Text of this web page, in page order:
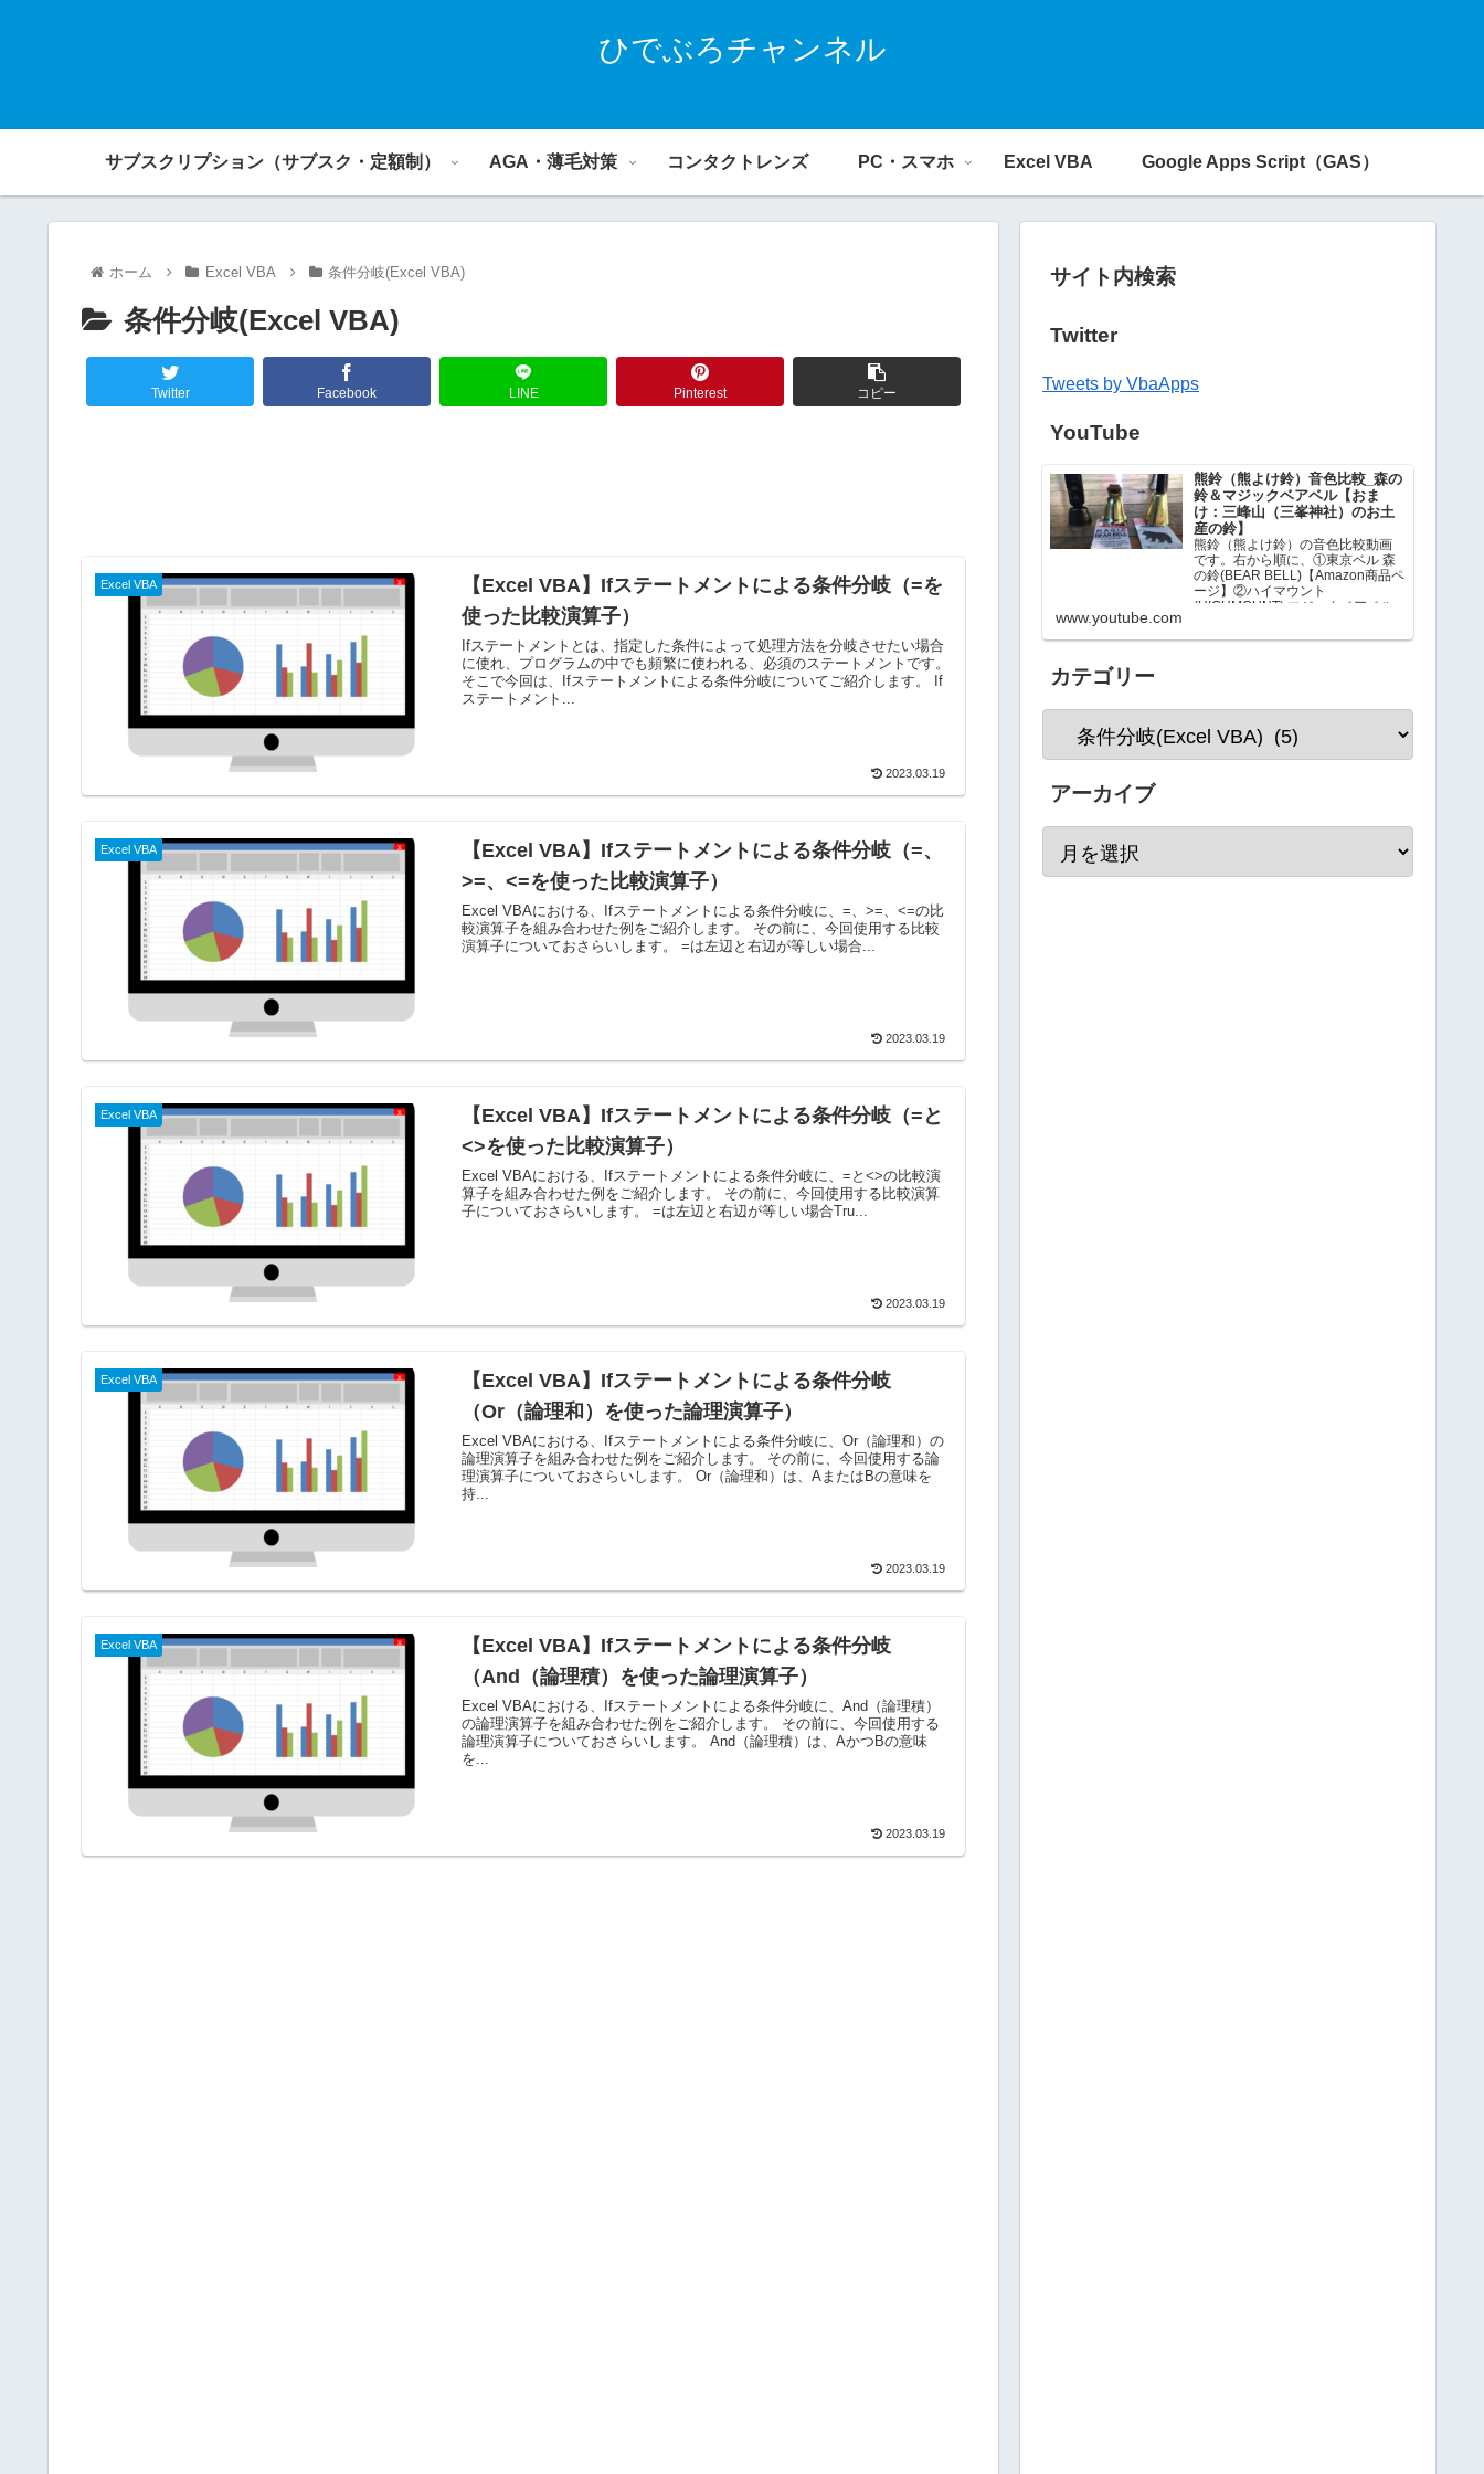
ひでぶろチャンネル
サブスクリプション（サブスク・定額制） AGA・薄毛対策 コンタクトレンズ PC・スマホ Excel VBA Google Apps Script（GAS）
ホーム Excel VBA 条件分岐(Excel VBA)
条件分岐(Excel VBA)
Twitter Facebook LINE Pinterest コピー
Excel VBA
【Excel VBA】Ifステートメントによる条件分岐（=を
使った比較演算子）
Ifステートメントとは、指定した条件によって処理方法を分岐させたい場合
に使れ、プログラムの中でも頻繁に使われる、必須のステートメントです。
そこで今回は、Ifステートメントによる条件分岐についてご紹介します。 If
ステートメント...
2023.03.19
Excel VBA
【Excel VBA】Ifステートメントによる条件分岐（=、
>=、<=を使った比較演算子）
Excel VBAにおける、Ifステートメントによる条件分岐に、=、>=、<=の比
較演算子を組み合わせた例をご紹介します。 その前に、今回使用する比較
演算子についておさらいします。 =は左辺と右辺が等しい場合...
2023.03.19
Excel VBA
【Excel VBA】Ifステートメントによる条件分岐（=と
<>を使った比較演算子）
Excel VBAにおける、Ifステートメントによる条件分岐に、=と<>の比較演
算子を組み合わせた例をご紹介します。 その前に、今回使用する比較演算
子についておさらいします。 =は左辺と右辺が等しい場合Tru...
2023.03.19
Excel VBA
【Excel VBA】Ifステートメントによる条件分岐
（Or（論理和）を使った論理演算子）
Excel VBAにおける、Ifステートメントによる条件分岐に、Or（論理和）の
論理演算子を組み合わせた例をご紹介します。 その前に、今回使用する論
理演算子についておさらいします。 Or（論理和）は、AまたはBの意味を
持...
2023.03.19
Excel VBA
【Excel VBA】Ifステートメントによる条件分岐
（And（論理積）を使った論理演算子）
Excel VBAにおける、Ifステートメントによる条件分岐に、And（論理積）
の論理演算子を組み合わせた例をご紹介します。 その前に、今回使用する
論理演算子についておさらいします。 And（論理積）は、AかつBの意味
を...
2023.03.19
サイト内検索
Twitter
Tweets by VbaApps
YouTube
熊鈴（熊よけ鈴）音色比較_森の
鈴＆マジックベアベル【おま
け：三峰山（三峯神社）のお土
産の鈴】
熊鈴（熊よけ鈴）の音色比較動画
です。右から順に、①東京ベル 森
の鈴(BEAR BELL)【Amazon商品ペ
ージ】②ハイマウント
(HIGHMOUNT) マジックベアベル
（三峯神社）のお土産…
www.youtube.com
カテゴリー
アーカイブ